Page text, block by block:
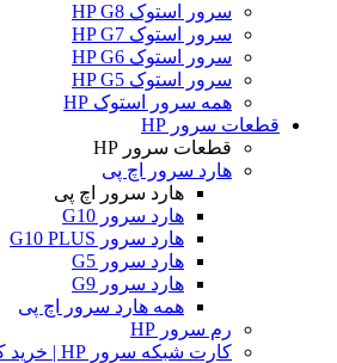
سرور استوک HP G8
سرور استوک HP G7
سرور استوک HP G6
سرور استوک HP G5
همه سرور استوک HP
قطعات سرور HP
قطعات سرور HP
هارد سرور اچ پی
هارد سرور اچ پی
هارد سرور G10
هارد سرور G10 PLUS
هارد سرور G5
هارد سرور G9
همه هارد سرور اچ پی
رم سرور HP
کارت شبکه سرور HP | خرید کارت شبکه HP